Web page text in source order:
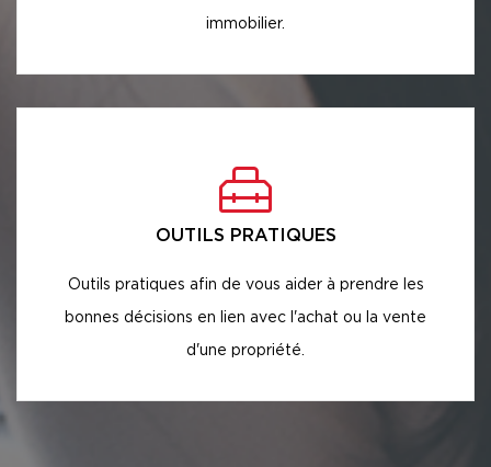
immobilier.
OUTILS PRATIQUES
Outils pratiques afin de vous aider à prendre les
bonnes décisions en lien avec l'achat ou la vente
d'une propriété.